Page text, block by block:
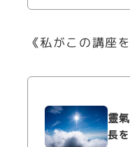
《私がこの講座
靈
長